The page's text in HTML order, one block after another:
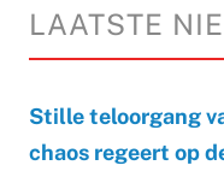
LAATSTE
Stille teloorgang
chaos regeert op